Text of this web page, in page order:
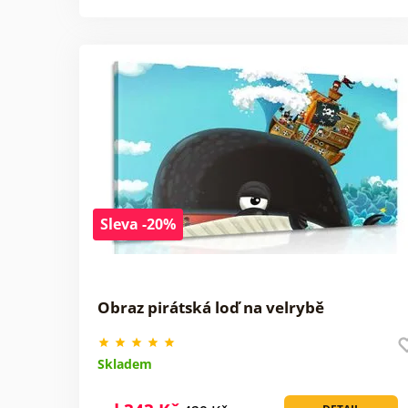
Sleva -20%
Obraz pirátská loď na velrybě
Skladem